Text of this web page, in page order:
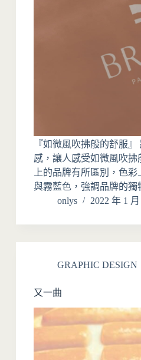
『如微風吹拂般的舒服
感，讓人感受如微風吹拂
上的品牌有所區別，色
與霧藍色，強調品牌的獨
onlys
2022 年 1 月
GRAPHIC DESIGN
又一曲